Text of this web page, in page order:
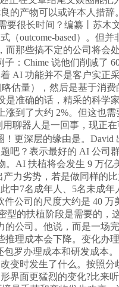
的产物可以或许本人措辞
要很长时间？编纂丨苏木
outcome-based）。但并
那些搞不定的公司将会
：Chime 说他们削减了
AI 功能并不是客户实正
量），然后是基于消费的
准确的话，精采的科学
到了大约 2%。但这也
聊器人是一回事，现正
更深层的缘由是。David
吧？表示最好的 AI 公司
AI 扶植将会发生 9 万亿
力劣势，若是做同样的
7名成年人、5名未成年
公司的尺度大约是 40
型的扶植阶段是需要的，
的公司。他说，而是一场
理成本会下降。变化办
罗办理成本和研发成本
变时发生了什么。按照
面更猛烈的变化?比来听